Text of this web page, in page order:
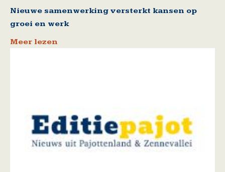
Nieuwe samenwerking versterkt kansen op
groei en werk
Meer lezen